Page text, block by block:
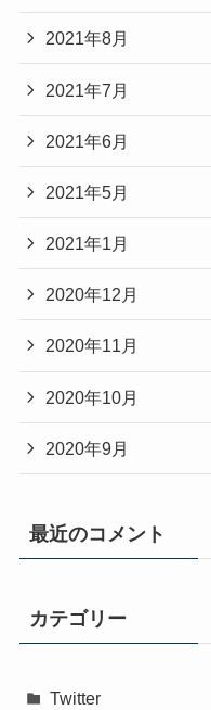
2021年8月
2021年7月
2021年6月
2021年5月
2021年1月
2020年12月
2020年11月
2020年10月
2020年9月
最近のコメント
カテゴリー
Twitter